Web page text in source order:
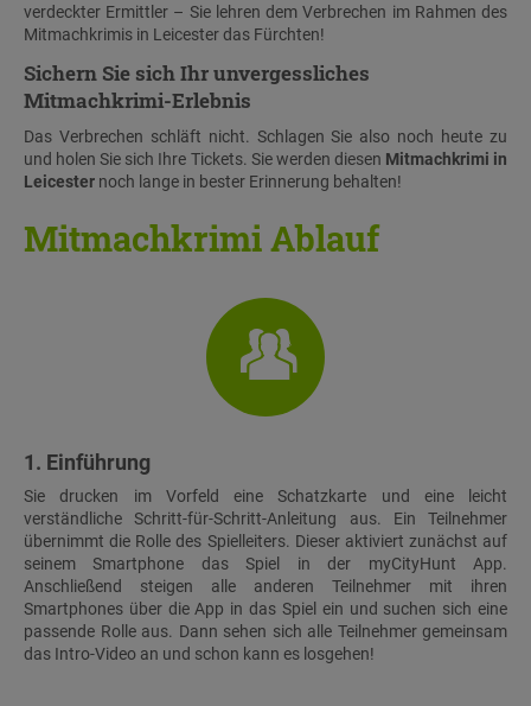
verdeckter Ermittler – Sie lehren dem Verbrechen im Rahmen des
Mitmachkrimis in Leicester das Fürchten!
Sichern Sie sich Ihr unvergessliches
Mitmachkrimi-Erlebnis
Das Verbrechen schläft nicht. Schlagen Sie also noch heute zu
und holen Sie sich Ihre Tickets. Sie werden diesen Mitmachkrimi in
Leicester noch lange in bester Erinnerung behalten!
Mitmachkrimi Ablauf
1. Einführung
Sie drucken im Vorfeld eine Schatzkarte und eine leicht
verständliche Schritt-für-Schritt-Anleitung aus. Ein Teilnehmer
übernimmt die Rolle des Spielleiters. Dieser aktiviert zunächst auf
seinem Smartphone das Spiel in der myCityHunt App.
Anschließend steigen alle anderen Teilnehmer mit ihren
Smartphones über die App in das Spiel ein und suchen sich eine
passende Rolle aus. Dann sehen sich alle Teilnehmer gemeinsam
das Intro-Video an und schon kann es losgehen!